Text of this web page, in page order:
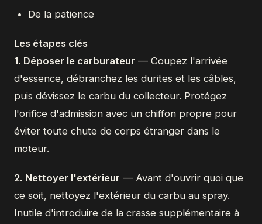
De la patience
Les étapes clés
1. Déposer le carburateur — Coupez l'arrivée
d'essence, débranchez les durites et les câbles,
puis dévissez le carbu du collecteur. Protégez
l'orifice d'admission avec un chiffon propre pour
éviter toute chute de corps étranger dans le
moteur.
2. Nettoyer l'extérieur — Avant d'ouvrir quoi que
ce soit, nettoyez l'extérieur du carbu au spray.
Inutile d'introduire de la crasse supplémentaire à